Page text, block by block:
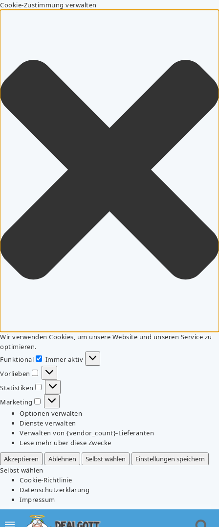
Cookie-Zustimmung verwalten
Wir verwenden Cookies, um unsere Website und unseren Service zu
optimieren.
Funktional
Funktional
Immer aktiv
Vorlieben
Vorlieben
Statistiken
Statistiken
Marketing
Marketing
Optionen verwalten
Dienste verwalten
Verwalten von {vendor_count}-Lieferanten
Lese mehr über diese Zwecke
Akzeptieren
Ablehnen Selbst wählen
Einstellungen speichern
Selbst wählen
Cookie-Richtlinie
Datenschutzerklärung
Impressum